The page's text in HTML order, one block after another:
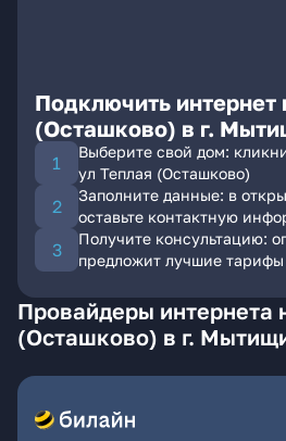
Подключить интернет
(Осташково) в г.
Выберите свой дом:
ул Теплая (Осташково)
Заполните данные: в
оставьте контактную
Получите консультацию:
предложит лучшие тарифы
Провайдеры интернета
(Осташково) в г.